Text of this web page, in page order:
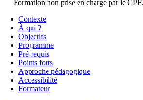
Formation non prise en charge par le CPF.
Contexte
À qui ?
Objectifs
Programme
Pré-requis
Points forts
Approche pédagogique
Accessibilité
Formateur